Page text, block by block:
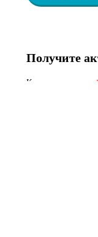
Получите
Контактное лицо: